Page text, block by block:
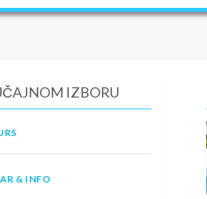
IZBORU
& INFO